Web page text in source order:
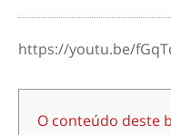
https://youtu.be/
O conteúdo deste